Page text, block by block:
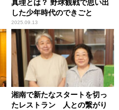
真理とは？ 野球観戦で思い出
した少年時代のできごと
2025.09.13
湘南で新たなスタートを切っ
たレストラン 人との繋がり